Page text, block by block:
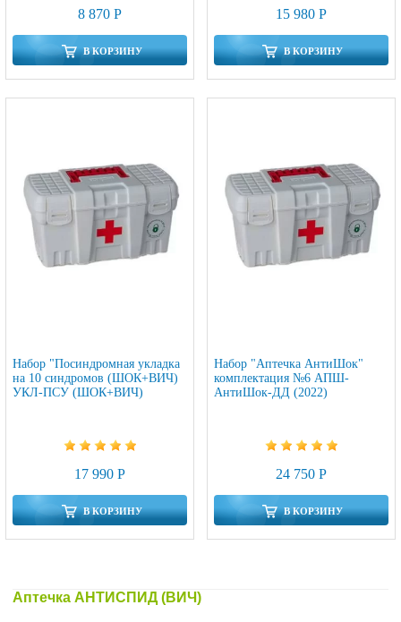
8 870 Р
В КОРЗИНУ
15 980 Р
В КОРЗИНУ
Набор "Посиндромная укладка
на 10 синдромов (ШОК+ВИЧ)
УКЛ-ПСУ (ШОК+ВИЧ)
17 990 Р
В КОРЗИНУ
Набор "Аптечка АнтиШок"
комплектация №6 АПШ-
АнтиШок-ДД (2022)
24 750 Р
В КОРЗИНУ
Аптечка АНТИСПИД (ВИЧ)